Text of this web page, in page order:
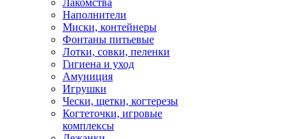
Лакомства
Наполнители
Миски, контейнеры
Фонтаны питьевые
Лотки, совки, пеленки
Гигиена и уход
Амуниция
Игрушки
Чески, щетки, когтерезы
Когтеточки, игровые
комплексы